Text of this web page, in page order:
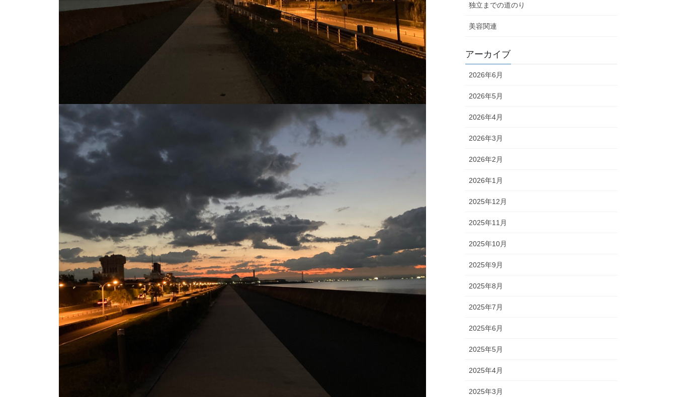
独立までの道のり
美容関連
アーカイブ
2026年6月
2026年5月
2026年4月
2026年3月
2026年2月
2026年1月
2025年12月
2025年11月
2025年10月
2025年9月
2025年8月
2025年7月
2025年6月
2025年5月
2025年4月
2025年3月